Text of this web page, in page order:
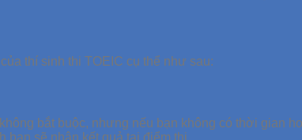
thí sinh thi TOEIC cụ thể như sau:
bắt buộc, nhưng nếu bạn không có thời gian
bạn sẽ nhận kết quả tại điểm thi.